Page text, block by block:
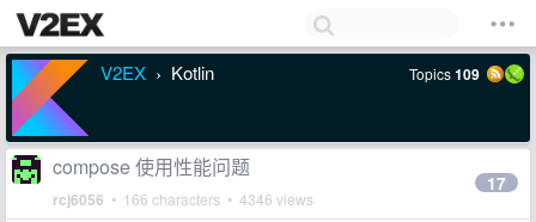
V2EX › Kotlin Topics109
compose 使用性能问题
rcj6056 • 166 characters • 4346 views
17